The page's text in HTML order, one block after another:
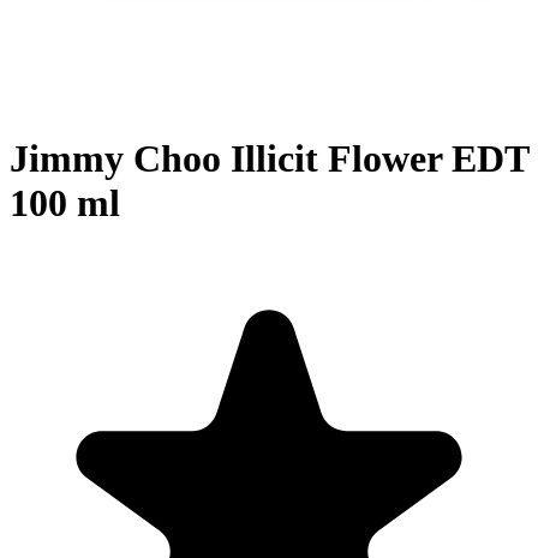
Jimmy Choo Illicit Flower EDT
100 ml